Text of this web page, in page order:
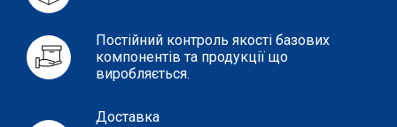
Постійний контроль якості базових
компонентів та продукції що
виробляється.
Доставка